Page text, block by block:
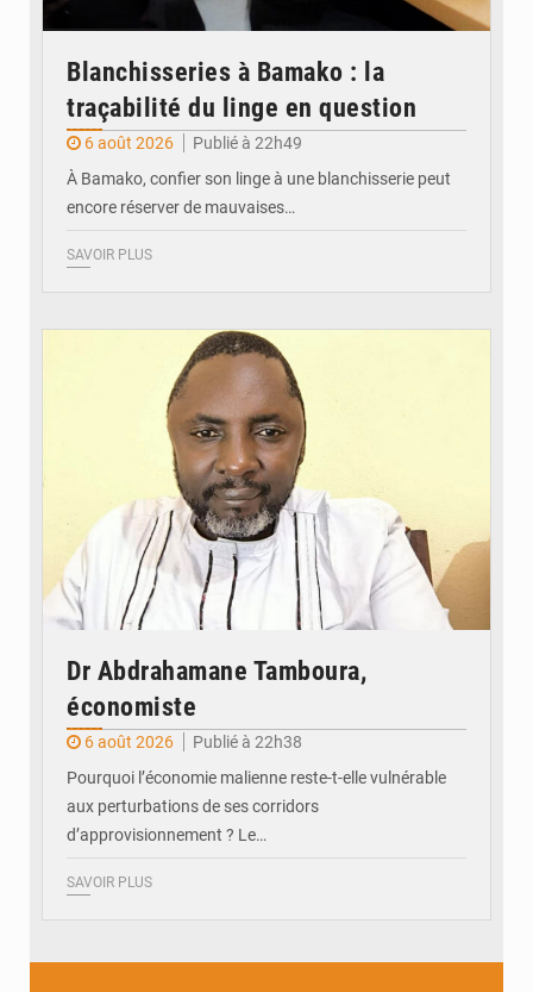
Blanchisseries à Bamako : la
traçabilité du linge en question
6 août 2026
Publié à 22h49
À Bamako, confier son linge à une blanchisserie peut
encore réserver de mauvaises…
SAVOIR PLUS
Dr Abdrahamane Tamboura,
économiste
6 août 2026
Publié à 22h38
Pourquoi l’économie malienne reste-t-elle vulnérable
aux perturbations de ses corridors
d’approvisionnement ? Le…
SAVOIR PLUS